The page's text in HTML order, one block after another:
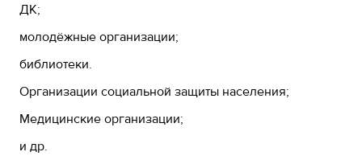
ДК;
молодёжные организации;
библиотеки.
Организации социальной защиты населения;
Медицинские организации;
и др.